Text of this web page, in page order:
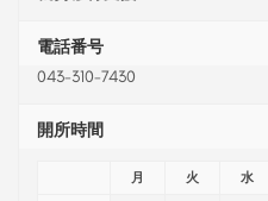
電話番号
043-310-7430
開所時間
月 火 水